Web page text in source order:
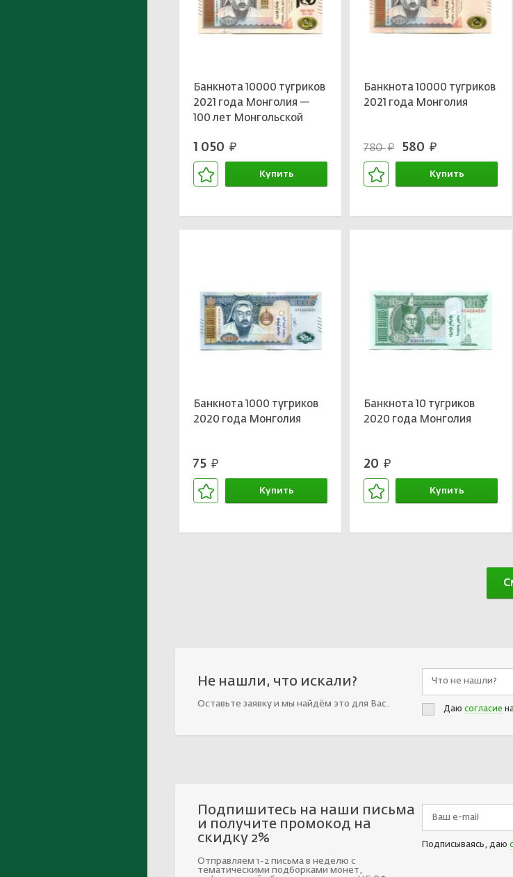
Банкнота 10000 тугриков
2021 года Монголия —
100 лет Монгольской
1 050 руб.
Купить
Банкнота 10000 тугриков
2021 года Монголия
780руб. 580 руб.
Купить
Банкнота 1000 тугриков
2020 года Монголия
75 руб.
Купить
Банкнота 10 тугриков
2020 года Монголия
20 руб.
Купить
Не нашли, что искали?
Оставьте заявку и мы найдём это для Вас.
Даю согласие
Подпишитесь на наши письма
и получите промокод на
скидку 2%
Отправляем 1-2 письма в неделю с
тематическими подборками монет,
Подписываясь, даю